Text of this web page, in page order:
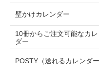
壁かけカレンダー
10冊からご注文可能なカレ
ダー
POSTY（送れるカレンダー